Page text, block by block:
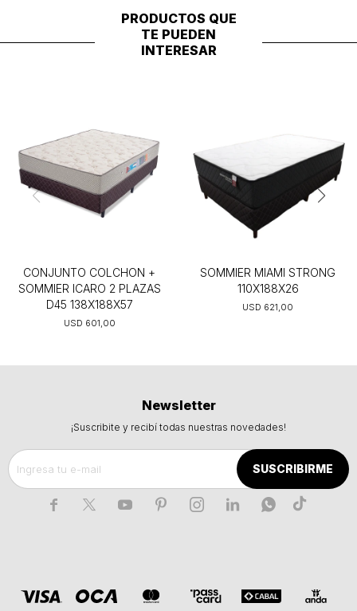
PRODUCTOS QUE
TE PUEDEN
INTERESAR
CONJUNTO COLCHON +
SOMMIER ICARO 2 PLAZAS
D45 138X188X57
USD 601,00
SOMMIER MIAMI STRONG
110X188X26
USD 621,00
Newsletter
¡Suscribite y recibí todas nuestras novedades!
SUSCRIBIRME
      